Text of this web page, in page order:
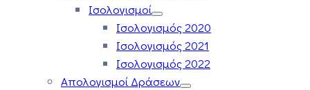
Ισολογισμοί
Ισολογισμός 2020
Ισολογισμός 2021
Ισολογισμός 2022
Απολογισμοί Δράσεων